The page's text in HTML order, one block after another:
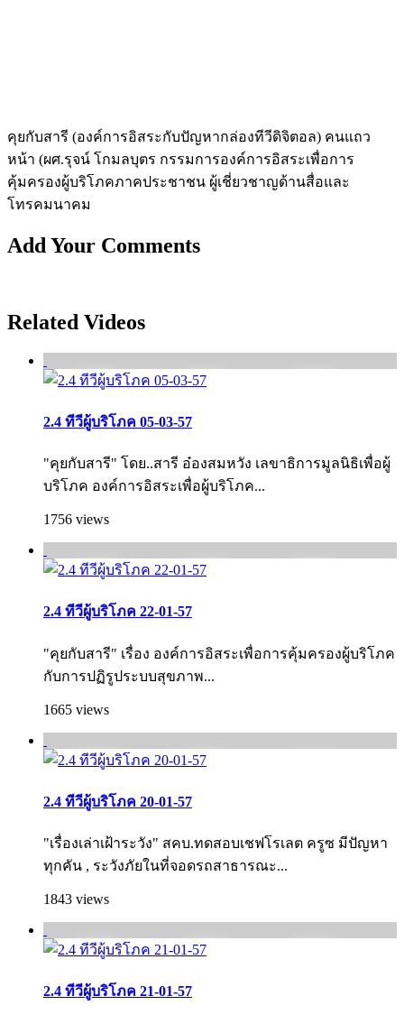
คุยกับสารี (องค์การอิสระกับปัญหากล่องทีวีดิจิตอล) คนแถว
หน้า (ผศ.รุจน์ โกมลบุตร กรรมการองค์การอิสระเพื่อการ
คุ้มครองผู้บร­ิโภคภาคประชาชน ผู้เชี่ยวชาญด้านสื่อและ
โทรคมนาคม
Add Your Comments
Related Videos
2.4 ทีวีผู้บริโภค 05-03-57
"คุยกับสารี" โดย..สารี อ๋องสมหวัง เลขาธิการมูลนิธิเพื่อผู้
บริโภค องค์การอิสระเพื่อผู้บริโภค...
1756 views
2.4 ทีวีผู้บริโภค 22-01-57
"คุยกับสารี" เรื่อง องค์การอิสระเพื่อการคุ้มครองผู้บริโภค
กับการปฏิรูประบบสุขภาพ...
1665 views
2.4 ทีวีผู้บริโภค 20-01-57
"เรื่องเล่าเฝ้าระวัง" สคบ.ทดสอบเชฟโรเลต ครูซ มีปัญหา
ทุกคัน , ระวังภัยในที่จอดรถสาธารณะ...
1843 views
2.4 ทีวีผู้บริโภค 21-01-57